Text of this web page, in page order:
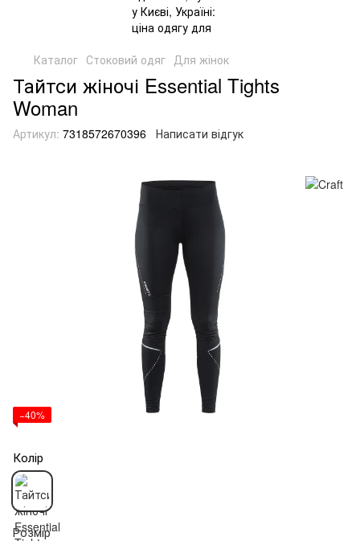
Каталог Стоковий одяг Для жінок
Тайтси жіночі Essential Tights
Woman
Артикул: 7318572670396 Написати відгук
−40%
Колір
Розмір